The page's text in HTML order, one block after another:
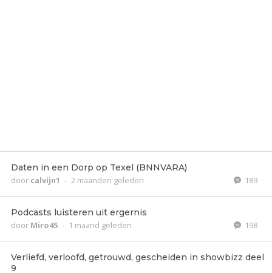
Daten in een Dorp op Texel (BNNVARA)
door calvijn1 - 2 maanden geleden 189
Podcasts luisteren uit ergernis
door Miro45 - 1 maand geleden 198
Verliefd, verloofd, getrouwd, gescheiden in showbizz deel
9